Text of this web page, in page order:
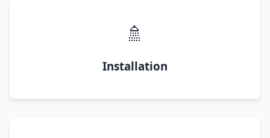
🚿
Installation